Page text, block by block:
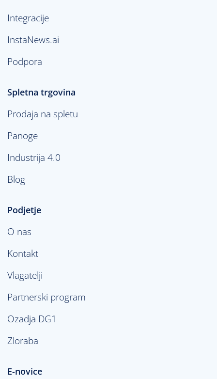
Integracije
InstaNews.ai
Podpora
Spletna trgovina
Prodaja na spletu
Panoge
Industrija 4.0
Blog
Podjetje
O nas
Kontakt
Vlagatelji
Partnerski program
Ozadja DG1
Zloraba
E-novice